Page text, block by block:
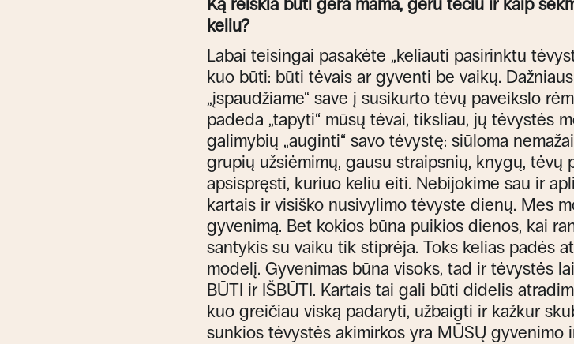
Ką reiškia būti gera mama, geru tėčiu ir kaip
keliu?
Labai teisingai pasakėte „keliauti pasirinktu
kuo būti: būti tėvais ar gyventi be vaikų.
„įspaudžiame“ save į susikurto tėvų paveikslo
padeda „tapyti“ mūsų tėvai, tiksliau, jų tėvystės
galimybių „auginti“ savo tėvystę: siūloma
grupių užsiėmimų, gausu straipsnių, knygų, tėvų
apsispręsti, kuriuo keliu eiti. Nebijokime sau ir
kartais ir visiško nusivylimo tėvyste dienų. Mes
gyvenimą. Bet kokios būna puikios dienos, kai
santykis su vaiku tik stiprėja. Toks kelias padės
modelį. Gyvenimas būna visoks, tad ir tėvystės
BŪTI ir IŠBŪTI. Kartais tai gali būti didelis
kuo greičiau viską padaryti, užbaigti ir kažkur
sunkios tėvystės akimirkos yra MŪSŲ gyvenimo